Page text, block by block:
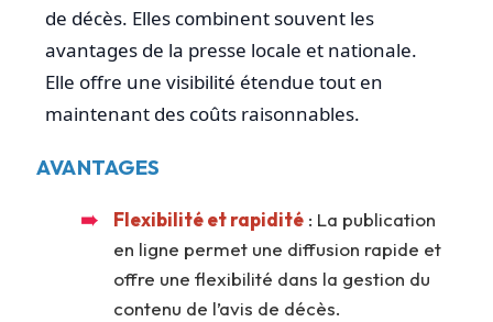
de décès. Elles combinent souvent les
avantages de la presse locale et nationale.
Elle offre une visibilité étendue tout en
maintenant des coûts raisonnables.
AVANTAGES
Flexibilité et rapidité : La publication
en ligne permet une diffusion rapide et
offre une flexibilité dans la gestion du
contenu de l’avis de décès.